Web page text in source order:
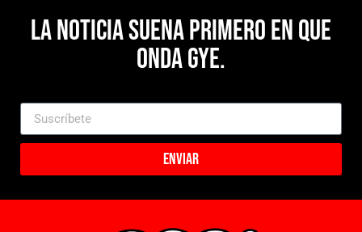
La noticia suena primero en Que
Onda Gye.
Enviar